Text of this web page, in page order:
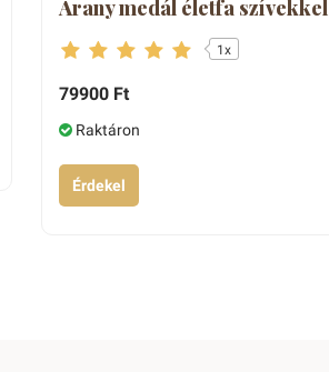
Arany medál életfa szívekkel
1x
79900 Ft
Raktáron
Érdekel